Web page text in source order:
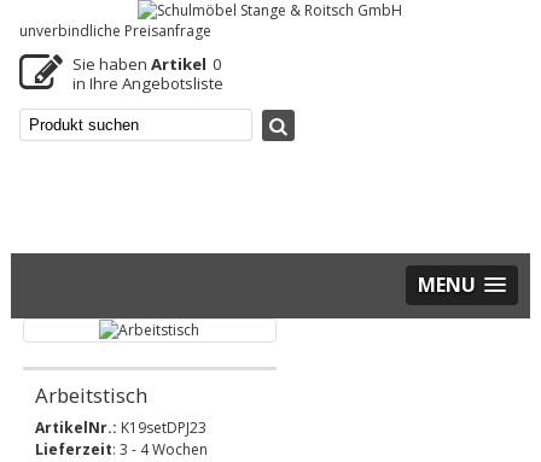
unverbindliche Preisanfrage
Sie haben 0
Artikel
in Ihre Angebotsliste
MENU
Arbeitstisch
ArtikelNr.: K19setDPJ23
Lieferzeit: 3 - 4 Wochen